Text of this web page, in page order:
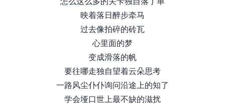
映着落日醉步牵马
过去像拍碎的砖瓦
心里面的梦
变成滑落的帆
要往哪走独自望着云朵思考
一路风尘仆仆询问沿途上的知了
学会垭口世上最不缺的滋扰